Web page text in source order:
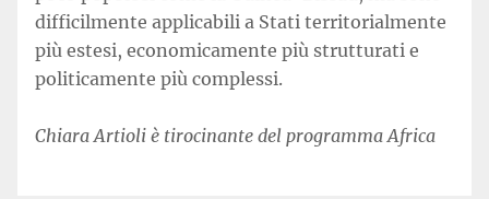
difficilmente applicabili a Stati territorialmente
più estesi, economicamente più strutturati e
politicamente più complessi.
Chiara Artioli è tirocinante del programma Africa